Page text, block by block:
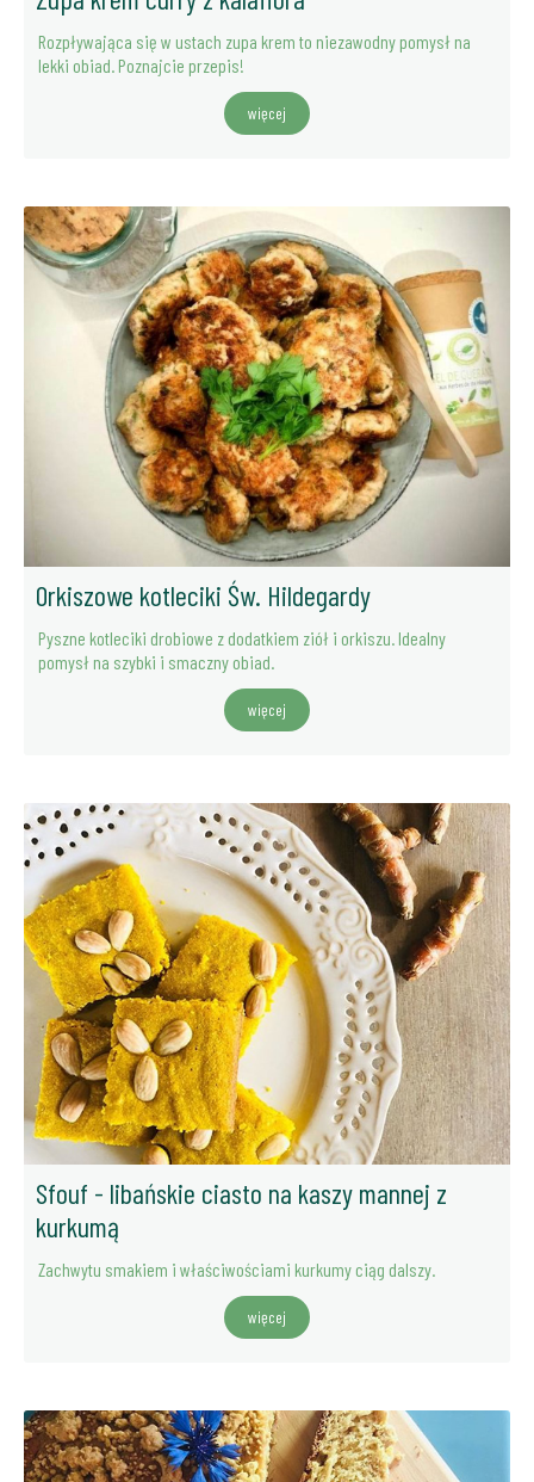
Rozpływająca się w ustach zupa krem to niezawodny pomysł na
lekki obiad. Poznajcie przepis!
więcej
Orkiszowe kotleciki Św. Hildegardy
Pyszne kotleciki drobiowe z dodatkiem ziół i orkiszu. Idealny
pomysł na szybki i smaczny obiad.
więcej
Sfouf - libańskie ciasto na kaszy mannej z
kurkumą
Zachwytu smakiem i właściwościami kurkumy ciąg dalszy.
więcej